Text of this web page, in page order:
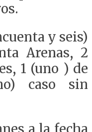
y seis)
Arenas, 2
1 (uno ) de
caso sin